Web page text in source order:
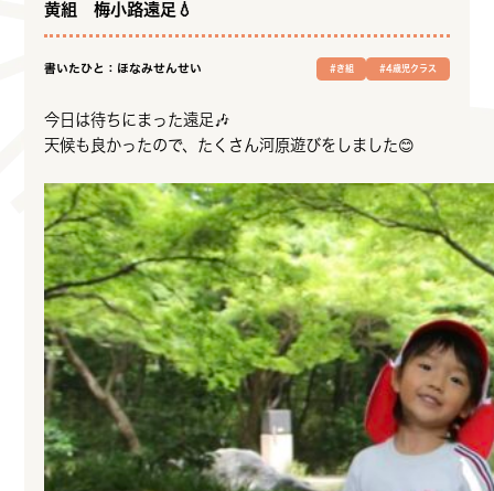
黄組 梅小路遠足💧
書いたひと：ほなみせんせい #き組 #4歳児クラス
今日は待ちにまった遠足🎶
天候も良かったので、たくさん河原遊びをしました😊